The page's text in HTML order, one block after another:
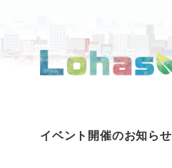
イベント開催のお知らせ